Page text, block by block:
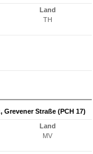
Land
TH
Straße (PCH 17)
Land
MV